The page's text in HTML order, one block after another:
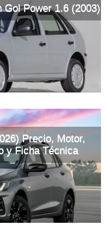
Gol Power 1.6 (2003)
Precio, Motor,
y Ficha Técnica